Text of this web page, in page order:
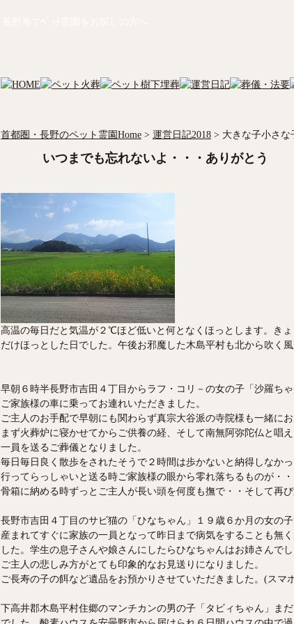
首都圏・長野のペット霊園Home > 運営日記2018 > 大きな子小さ
いつまでも忘れないよ・・・ありがとう
高温の毎日だと気温が２℃ほど低いと何となくほっとします。きょ
だけほっとした日でした。午後お邪魔した木島平村も北から吹く風
早朝６時半長野市吉田４丁目からラフ・コリ－の女の子「沙羅ち
ご家族様の車に乗ってお連れいただきました。
ご主人のお手配で早朝にも関わらず真宗大谷派の寺院様も一緒にお
まず火葬炉に寝かせてからご供養の経、そして南無阿弥陀仏と唱
一員を送るご葬儀となりました。
毎日毎日良く散歩をされたそうで２時間は歩かないと納得しなか
行ってらっしゃいと送る時ご家族様の眼から零れ落ちるものが・
骨箱に納める時ずっとご主人が長い頭を何度も撫で・・そして再
長野市吉田４丁目のサビ猫の「ひなちゃん」１９歳６か月の女の子
産まれてすぐに家族の一員となって昨日まで病気をすることも無
した。学生の息子さんや娘さんにしたらひなちゃんはお姉さんでし
ご主人の悲しみ方がとても印象的なお見送りになりました。
ご長寿の子の餌など遺品をお預かりさせていただきました。(スマ
下高井郡木島平村住郷のマンチカンの男の子「タビィちゃん」ま